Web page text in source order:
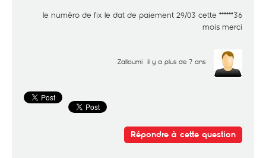
36****** le numéro de fix le dat de paiement 29/03 cette
mois merci
Zalloumi il y a plus de 7 ans
Répondre à cette question